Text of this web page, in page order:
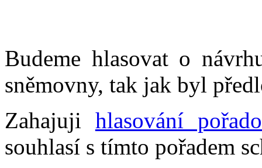
Budeme hlasovat o
sněmovny, tak jak byl
Zahajuji hlasování
souhlasí s tímto pořadem